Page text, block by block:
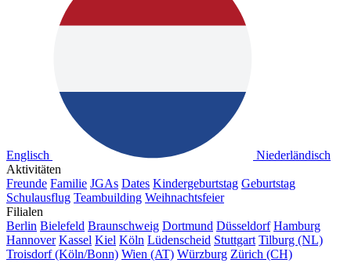
Englisch
Niederländisch
Aktivitäten
Freunde Familie JGAs Dates Kindergeburtstag Geburtstag
Schulausflug Teambuilding Weihnachtsfeier
Filialen
Berlin Bielefeld Braunschweig Dortmund Düsseldorf Hamburg
Hannover Kassel Kiel Köln Lüdenscheid Stuttgart Tilburg (NL)
Troisdorf (Köln/Bonn) Wien (AT) Würzburg Zürich (CH)